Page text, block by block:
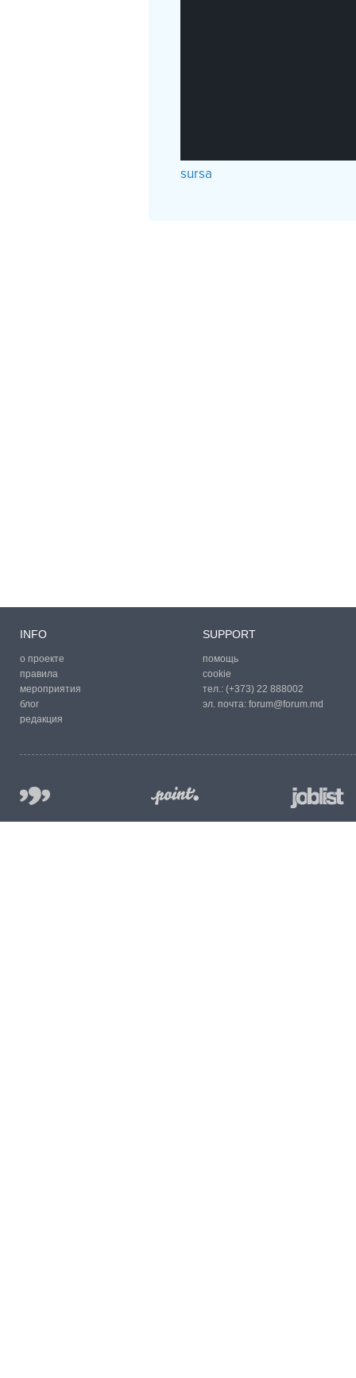
sursa
INFO
о проекте
правила
мероприятия
блог
редакция
SUPPORT
помощь
cookie
тел.: (+373) 22 888002
эл. почта: forum@forum.md